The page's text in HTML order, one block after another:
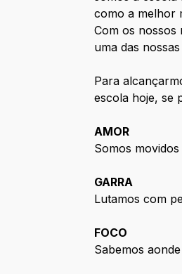
como a melhor
Comos nossos
uma das
Para
escola hoje, se
AMOR
Somos
GARRA
Lutamos com
FOCO
Sabemos